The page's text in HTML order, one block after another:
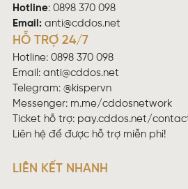
Hotline: 0898 370 098
Email: anti@cddos.net
HỖ TRỢ 24/7
Hotline: 0898 370 098
Email: anti@cddos.net
Telegram: @kispervn
Messenger: m.me/cddosnetwork
Ticket hỗ trợ: pay.cddos.net/
Liên hệ để được hỗ trợ miễn phí!
LIÊN KẾT NHANH